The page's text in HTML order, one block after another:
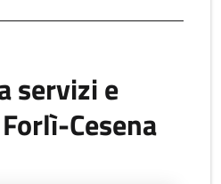
servizi e
Cesena